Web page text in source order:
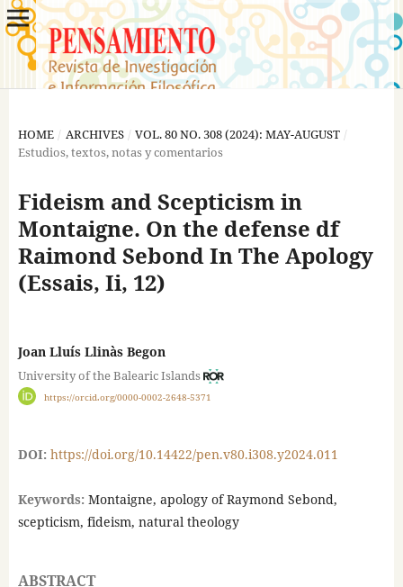
HOME / ARCHIVES / VOL. 80 NO. 308 (2024): MAY-AUGUST /
Estudios, textos, notas y comentarios
Fideism and Scepticism in
Montaigne. On the defense df
Raimond Sebond In The Apology
(Essais, Ii, 12)
Joan Lluís Llinàs Begon
University of the Balearic Islands
https://orcid.org/0000-0002-2648-5371
DOI: https://doi.org/10.14422/pen.v80.i308.y2024.011
Keywords: Montaigne, apology of Raymond Sebond,
scepticism, fideism, natural theology
ABSTRACT